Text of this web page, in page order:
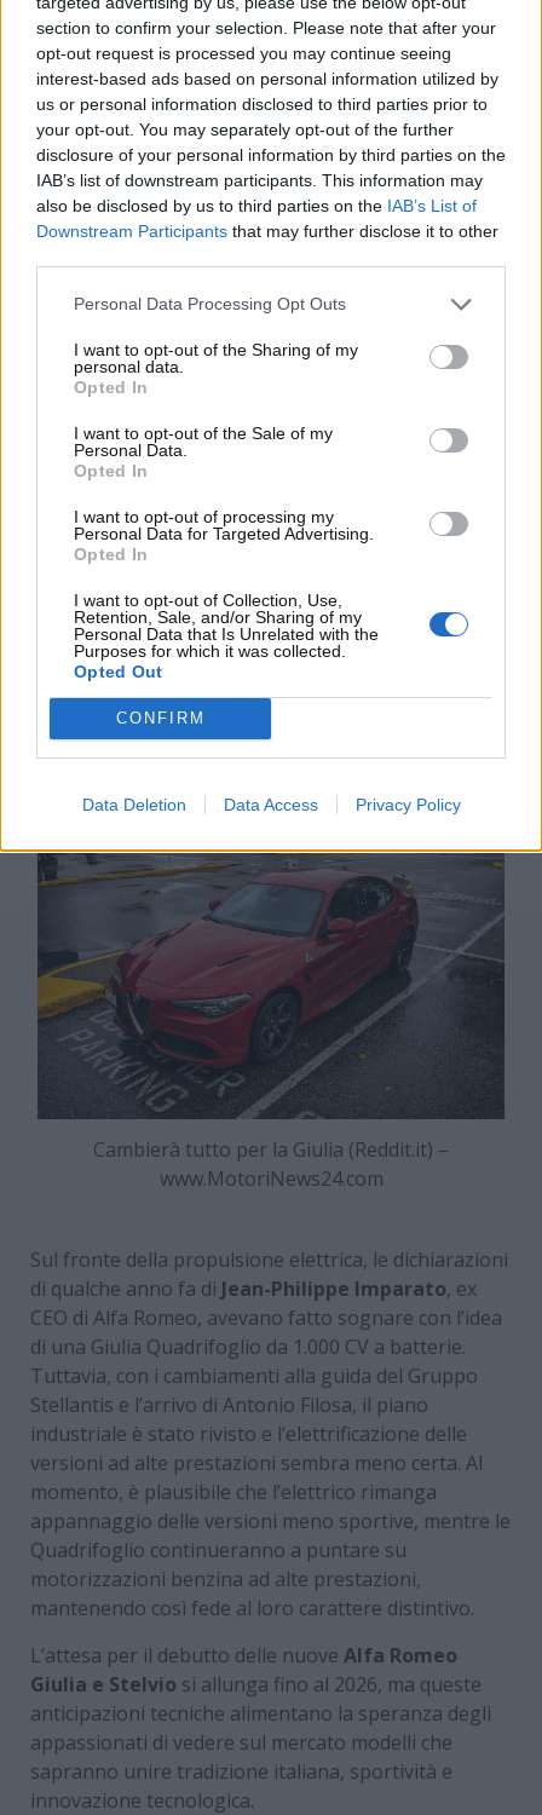
section to confirm your selection. Please note that after your
opt-out request is processed you may continue seeing
interest-based ads based on personal information utilized by
us or personal information disclosed to third parties prior to
your opt-out. You may separately opt-out of the further
disclosure of your personal information by third parties on the
IAB’s list of downstream participants. This information may
also be disclosed by us to third parties on the IAB’s List of
Downstream Participants that may further disclose it to other
Personal Data Processing Opt Outs
I want to opt-out of the Sharing of my
personal data.
Opted In
I want to opt-out of the Sale of my
Personal Data.
Opted In
I want to opt-out of processing my
Personal Data for Targeted Advertising.
Opted In
I want to opt-out of Collection, Use,
Retention, Sale, and/or Sharing of my
Personal Data that Is Unrelated with the
Purposes for which it was collected.
Opted Out
CONFIRM
Data Deletion Data Access Privacy Policy
L’adozionedella piattaforma STLA Largeda parte
di Alfa Romeo lascia intravedere un futuro in cui il
DNA sportivo delle nuove Giulia e Stelvio
Quadrifoglio verrà conservato e potenziato.
Tuttavia, restano ancora molte incognite,
soprattutto riguardo al propulsore.
Un motore a 6 cilindri in linea, simileall’Hurricane
della Dodge Charger, sarebbe senza dubbio un
elemento di grande appeal, ma le normative europee
sulle emissioni, più restrittive rispetto a quelle
americane, potrebbero limitare l’impiego diretto di
questo motore. Si ipotizza dunque che sotto il cofano
litri, già utilizzato nelle precedenti generazioni,
aggiornato però per rispettare la normativa Euro 7.
di trazione integrale Q4, capace di trasferire la
potenza alle sole ruote posteriori in determinate
tipicamente sportivo.
L’adozionedi un cambio automatico a 8 rapporti
differenziale posteriore autobloccante e tecnologie
come il Launch Control rappresenterebbe un
ulteriore passo avanti per mantenere elevati gli
Cambierà tutto per la Giulia (Reddit.it) –
www.MotoriNews24.com
Sul fronte della propulsione elettrica, le dichiarazioni
di qualche anno fa di Jean-Philippe Imparato, ex
CEO di Alfa Romeo, avevano fatto sognare con l’idea
di una Giulia Quadrifoglio da 1.000 CV a batterie.
Tuttavia, con i cambiamenti alla guida del Gruppo
Stellantis e l’arrivo di Antonio Filosa, il piano
industriale è stato rivisto e l’elettrificazione delle
versioni ad alte prestazioni sembra meno certa. Al
momento, è plausibile che l’elettrico rimanga
appannaggio delle versioni meno sportive, mentre le
Quadrifoglio continueranno a puntare su
motorizzazioni benzina ad alte prestazioni,
mantenendo così fede al loro carattere distintivo.
L’attesa per il debutto delle nuove Alfa Romeo
Giulia e Stelvio si allunga fino al 2026, ma queste
anticipazioni tecniche alimentano la speranza degli
appassionati di vedere sul mercato modelli che
sapranno unire tradizione italiana, sportività e
innovazione tecnologica.